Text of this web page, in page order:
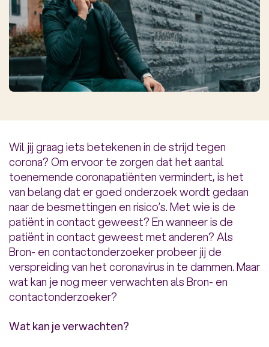
Wil jij graag iets betekenen in de strijd tegen
corona? Om ervoor te zorgen dat het aantal
toenemende coronapatiënten vermindert, is het
van belang dat er goed onderzoek wordt gedaan
naar de besmettingen en risico’s. Met wie is de
patiënt in contact geweest? En wanneer is de
patiënt in contact geweest met anderen? Als
Bron- en contactonderzoeker probeer jij de
verspreiding van het coronavirus in te dammen. Maar
wat kan je nog meer verwachten als Bron- en
contactonderzoeker?
Wat kan je verwachten?